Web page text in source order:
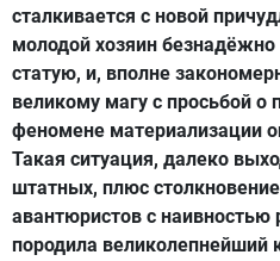
сталкивается с новой
молодой хозяин
статую, и, вполне
великому магу с просьбой о
феномене материализации
Такая ситуация, далеко
штатных, плюс
авантюристов с наивностью
породила